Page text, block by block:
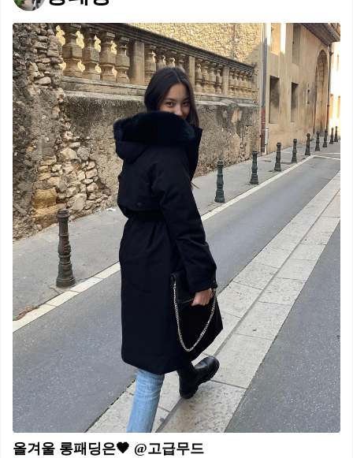
올겨울 롱패딩은🖤 @고급무드